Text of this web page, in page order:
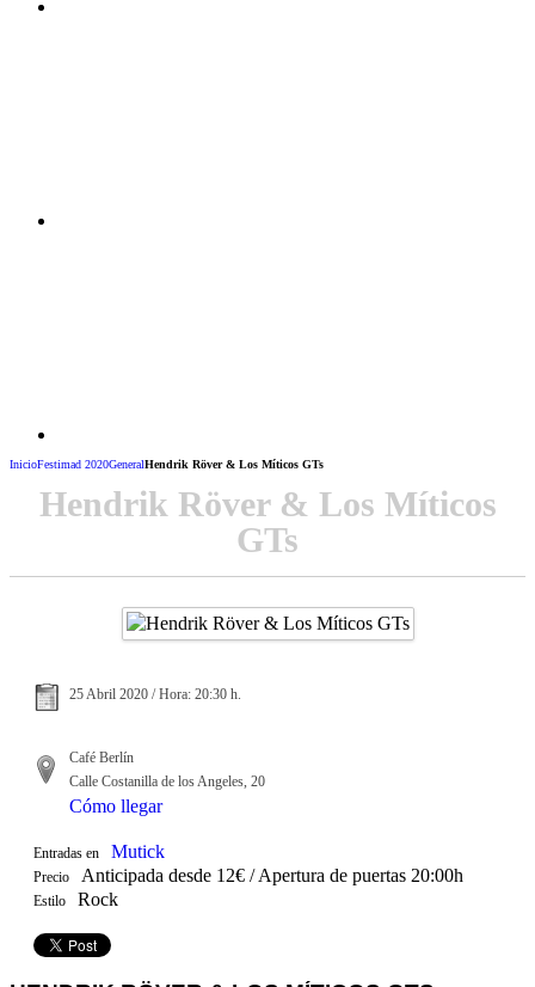
InicioFestimad 2020GeneralHendrik Röver & Los Míticos GTs
Hendrik Röver & Los Míticos
GTs
25 Abril 2020 / Hora: 20:30 h.
Café Berlín
Calle Costanilla de los Angeles, 20
Cómo llegar
Entradas en Mutick
Precio Anticipada desde 12€ / Apertura de puertas 20:00h
Estilo Rock